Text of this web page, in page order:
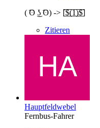
( ͡ʘ ͜ʖ ͡ʘ) -> [̲̅$̲̅(̲̅1̲̅)̲̅$̲̅]
Zitieren
Hauptfeldwebel
Fernbus-Fahrer